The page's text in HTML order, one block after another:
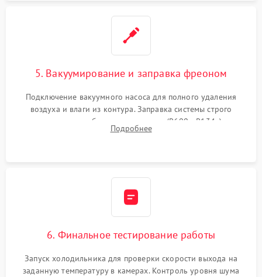
5. Вакуумирование и заправка фреоном
Подключение вакуумного насоса для полного удаления
воздуха и влаги из контура. Заправка системы строго
дозированным объемом хладагента (R600a, R134a) по
электронным весам. Контроль рабочего давления в системе.
Подробнее
6. Финальное тестирование работы
Запуск холодильника для проверки скорости выхода на
заданную температуру в камерах. Контроль уровня шума